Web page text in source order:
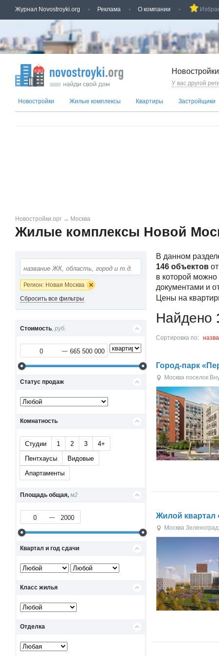
Журнал Novostroyki.org Реклама О компании
У вас другой
Новостройки Жилые комплексы Квартиры Застройщики
Новостройки.орг → Москва
Жилые комплексы Новой
Регион: Новая Москва
Сбросить все фильтры
Стоимость, руб.
Статус продаж
Комнатность
Студии 1 2 3
4+
Пентхаусы
Видовые
Апартаменты
Площадь общая, м2
Квартал и год сдачи
Класс жилья
Отделка
В данном
146 объектов от
в которой
документами и
Цены на
Найдено
Сортировка по:
Город-парк
Москва поселок
Жилой квартал
Москва Зеленоград